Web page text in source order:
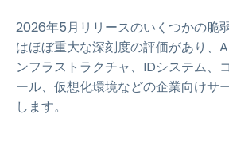
2026年5月リリースのいくつかの脆
はほぼ重大な深刻度の評価があり、
ンフラストラクチャ、IDシステム、
ール、仮想化環境などの企業向けサ
します。